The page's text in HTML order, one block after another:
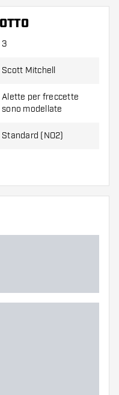
possono
o uno
scoprire quale
3
Scott Mitchell
Alette per freccette
sono modellate
Standard (NO2)